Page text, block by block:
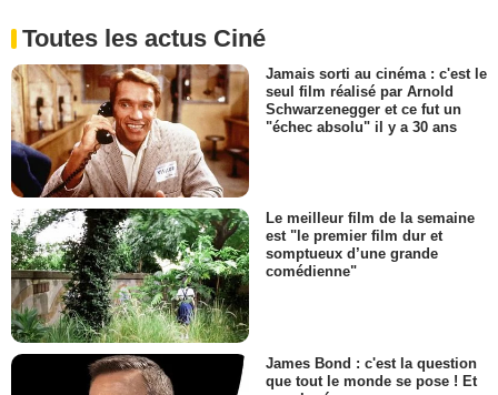
Toutes les actus Ciné
Jamais sorti au cinéma : c'est le
seul film réalisé par Arnold
Schwarzenegger et ce fut un
"échec absolu" il y a 30 ans
Le meilleur film de la semaine
est "le premier film dur et
somptueux d’une grande
comédienne"
James Bond : c'est la question
que tout le monde se pose ! Et